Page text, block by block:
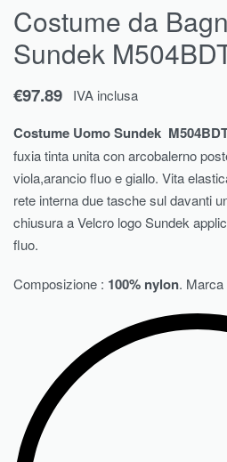
Costume da
Sundek
€97.89 IVA inclusa
Costume Uomo Sundek
fuxia tinta unita con arcobalerno
viola,arancio fluo e giallo. Vita
rete interna due tasche sul davanti
chiusura a Velcro logo Sundek
fluo.
Composizione : 100% nylon. Marca